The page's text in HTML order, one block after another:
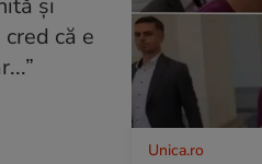
Unica.ro